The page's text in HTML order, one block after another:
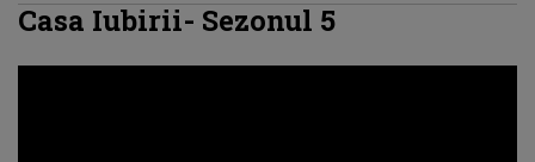
Casa Iubirii- Sezonul 5